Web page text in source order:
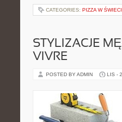
CATEGORIES: PIZZA W
STYLIZACJE
VIVRE
POSTED BY ADMIN LIS -